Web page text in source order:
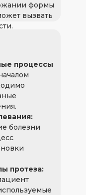
формы
вызвать
процессы
болезни
протеза: